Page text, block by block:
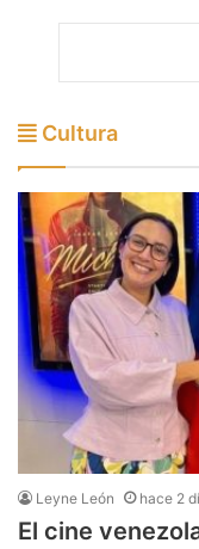
Cultura
Leyne León hace 2
El cine